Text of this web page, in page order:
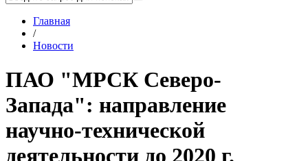
Главная
/
Новости
ПАО "МРСК Северо-
Запада": направление
научно-технической
деятельности до 2020 г.